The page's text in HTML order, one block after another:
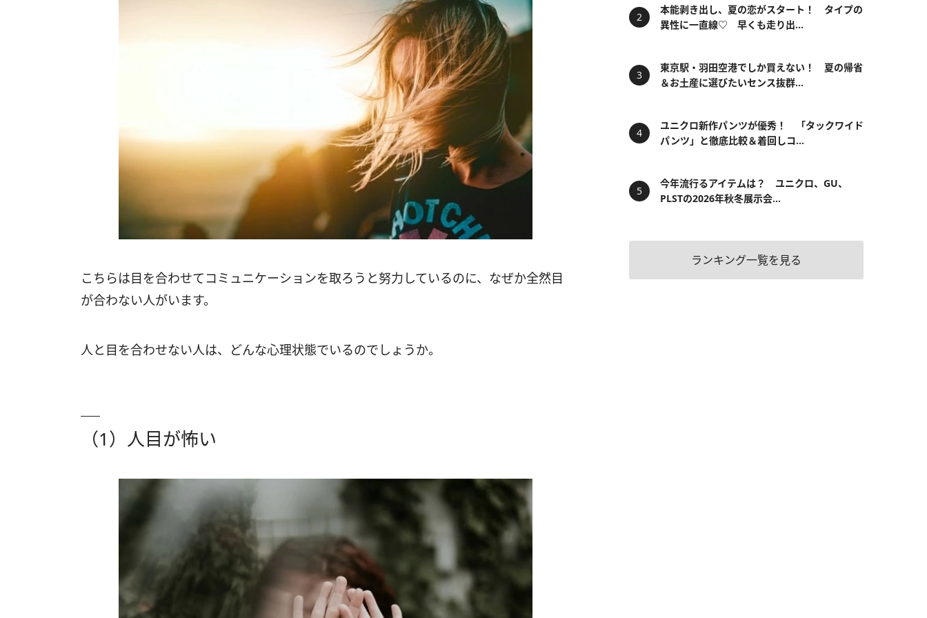
こちらは目を合わせてコミュニケーションを取ろうと努力しているのに、なぜか全然目
が合わない人がいます。
人と目を合わせない人は、どんな心理状態でいるのでしょうか。
（1）人目が怖い
本能剥き出し、夏の恋がスタート！ タイプの
異性に一直線♡ 早くも走り出...
東京駅・羽田空港でしか買えない！ 夏の帰省
＆お土産に選びたいセンス抜群...
ユニクロ新作パンツが優秀！ 「タックワイド
パンツ」と徹底比較＆着回しコ...
今年流行るアイテムは？ ユニクロ、GU、
PLSTの2026年秋冬展示会...
ランキング一覧を見る